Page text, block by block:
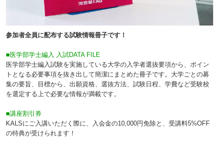
参加者全員に配布する試験情報冊子です！
■医学部学士編入 入試DATA FILE
医学部学士編入試験を実施している大学の入学者選抜要項から、ポイン
トとなる必要事項を抜き出して簡潔にまとめた冊子です。大学ごとの募
集の要旨、目標から、出願資格、選抜方法、試験日程、学費など受験校
を選定する上で必要な情報が満載です。
■講座割引券
KALSにご入講いただく際に、入会金の10,000円免除と、受講料5%OFF
の特典が受けられます！